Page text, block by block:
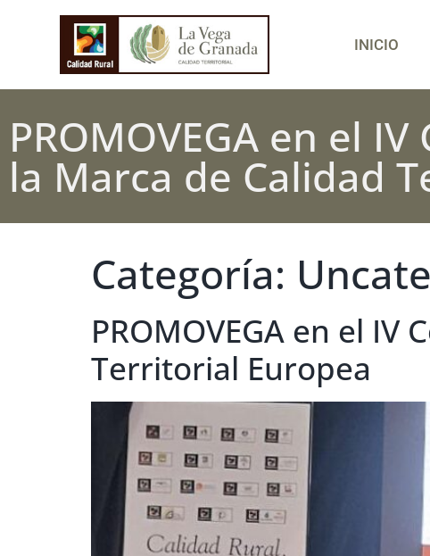
INICIO
PROMOVEGA en el
la Marca de Calidad
Categoría:
PROMOVEGA en el
Territorial Europea